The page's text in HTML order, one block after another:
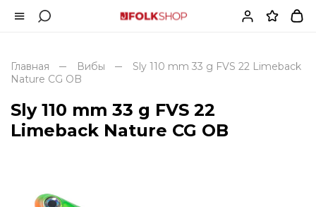
Главная Вибы
Sly 110 mm 33 g FVS 22 Limeback
Nature CG OB
Sly 110 mm 33 g FVS 22
Limeback Nature CG OB